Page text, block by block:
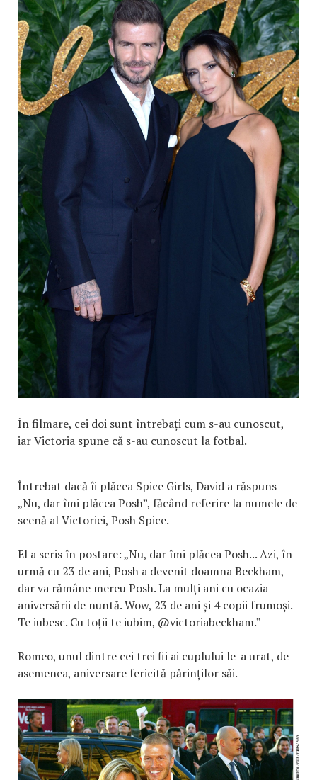
În filmare, cei doi sunt întrebați cum s-au cunoscut,
iar Victoria spune că s-au cunoscut la fotbal.
Întrebat dacă îi plăcea Spice Girls, David a răspuns
„Nu, dar îmi plăcea Posh”, făcând referire la numele de
scenă al Victoriei, Posh Spice.
El a scris în postare: „Nu, dar îmi plăcea Posh... Azi, în
urmă cu 23 de ani, Posh a devenit doamna Beckham,
dar va rămâne mereu Posh. La mulți ani cu ocazia
aniversării de nuntă. Wow, 23 de ani și 4 copii frumoși.
Te iubesc. Cu toții te iubim, @victoriabeckham.”
Romeo, unul dintre cei trei fii ai cuplului le-a urat, de
asemenea, aniversare fericită părinților săi.